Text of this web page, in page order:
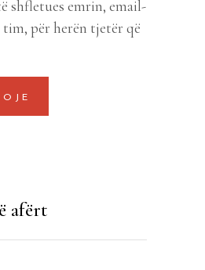
shfletues emrin, email-
për herën tjetër që
afërt